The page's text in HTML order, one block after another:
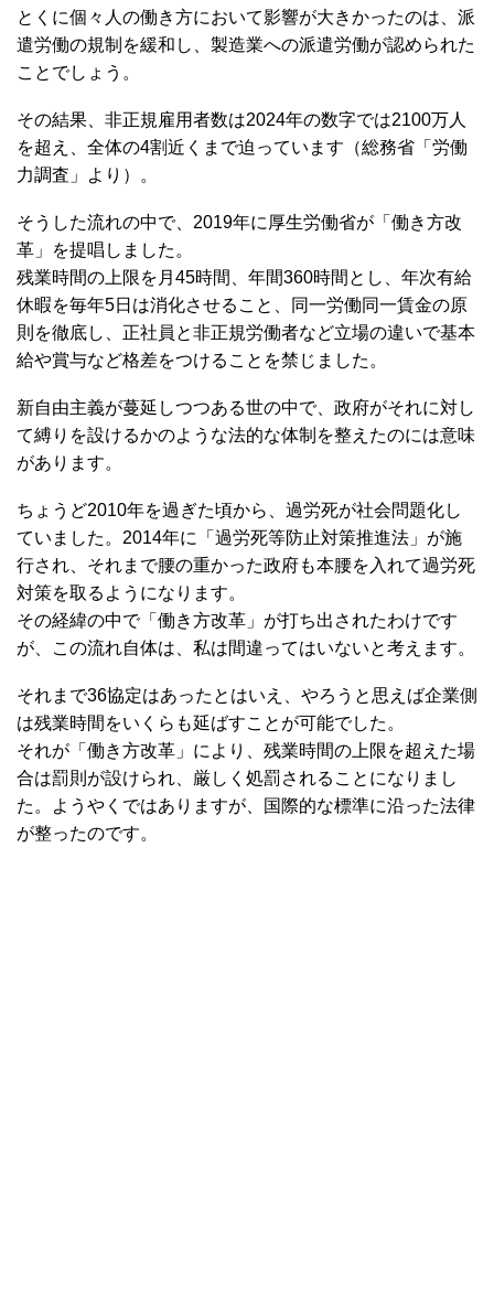
とくに個々人の働き方において影響が大きかったのは、派
遣労働の規制を緩和し、製造業への派遣労働が認められた
ことでしょう。
その結果、非正規雇用者数は2024年の数字では2100万人
を超え、全体の4割近くまで迫っています（総務省「労働
力調査」より）。
そうした流れの中で、2019年に厚生労働省が「働き方改
革」を提唱しました。
残業時間の上限を月45時間、年間360時間とし、年次有給
休暇を毎年5日は消化させること、同一労働同一賃金の原
則を徹底し、正社員と非正規労働者など立場の違いで基本
給や賞与など格差をつけることを禁じました。
新自由主義が蔓延しつつある世の中で、政府がそれに対し
て縛りを設けるかのような法的な体制を整えたのには意味
があります。
ちょうど2010年を過ぎた頃から、過労死が社会問題化し
ていました。2014年に「過労死等防止対策推進法」が施
行され、それまで腰の重かった政府も本腰を入れて過労死
対策を取るようになります。
その経緯の中で「働き方改革」が打ち出されたわけです
が、この流れ自体は、私は間違ってはいないと考えます。
それまで36協定はあったとはいえ、やろうと思えば企業側
は残業時間をいくらも延ばすことが可能でした。
それが「働き方改革」により、残業時間の上限を超えた場
合は罰則が設けられ、厳しく処罰されることになりまし
た。ようやくではありますが、国際的な標準に沿った法律
が整ったのです。